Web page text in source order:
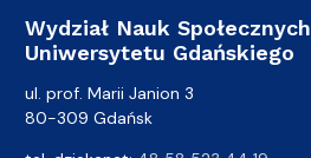
Wydział Nauk Społecznych
Uniwersytetu Gdańskiego
ul. prof. Marii Janion 3
80-309 Gdańsk